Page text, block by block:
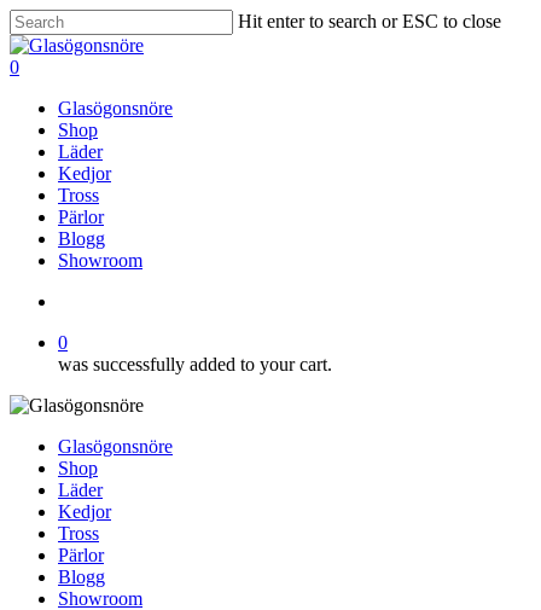
Skip
to
main
Hit enter to search or ESC to close
Close
Search
search
0
Glasögonsnöre
Shop
Läder
Kedjor
Tross
Pärlor
Blogg
Showroom
0
was successfully added to your cart.
Glasögonsnöre
Shop
Läder
Kedjor
Tross
Pärlor
Blogg
Showroom